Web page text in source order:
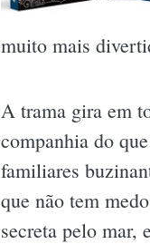
muito mais
A trama gira em
companhia do
familiares
que não tem
secreta pelo mar,